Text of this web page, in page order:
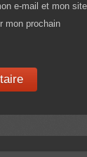
e-mail et mon site
mon prochain